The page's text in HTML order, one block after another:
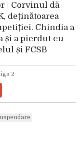
| Corvinul dă
deținătoarea
Chindia a
și a pierdut cu
și FCSB
2